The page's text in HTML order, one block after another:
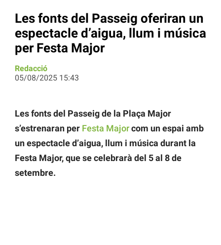
Les fonts del Passeig oferiran un
espectacle d’aigua, llum i música
per Festa Major
Redacció
05/08/2025 15:43
Les fonts del Passeig de la Plaça Major
s’estrenaran per Festa Majorcom un espai amb
un espectacle d’aigua, llum i música durant la
Festa Major, que se celebrarà del 5 al 8 de
setembre.